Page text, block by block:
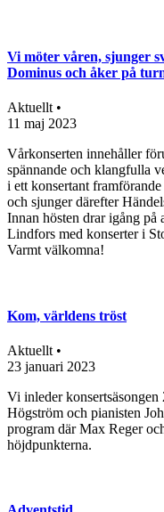
Vi möter våren, sjunger
Dominus och åker på
Aktuellt •
11 maj 2023
Vårkonserten innehåller
spännande och klangfulla
i ett konsertant
och sjunger därefter
Innan hösten drar igång
Lindfors med konserter i
Varmt välkomna!
Kom, världens tröst
Aktuellt •
23 januari 2023
Vi inleder
Högström och pianisten
program där Max Reger
höjdpunkterna.